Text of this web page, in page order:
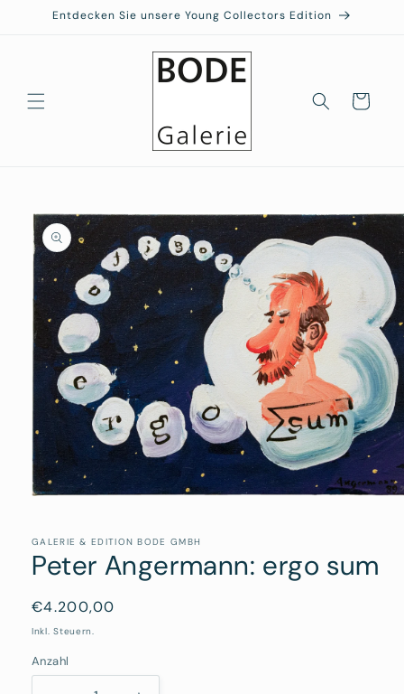
zumEntdecken Sie unsere Young Collectors Edition
Warenkorb
Modal
öffnen
GALERIE & EDITION BODE GMBH
Peter Angermann: ergo sum
Normaler
Preis
€4.200,00
Inkl. Steuern.
Anzahl